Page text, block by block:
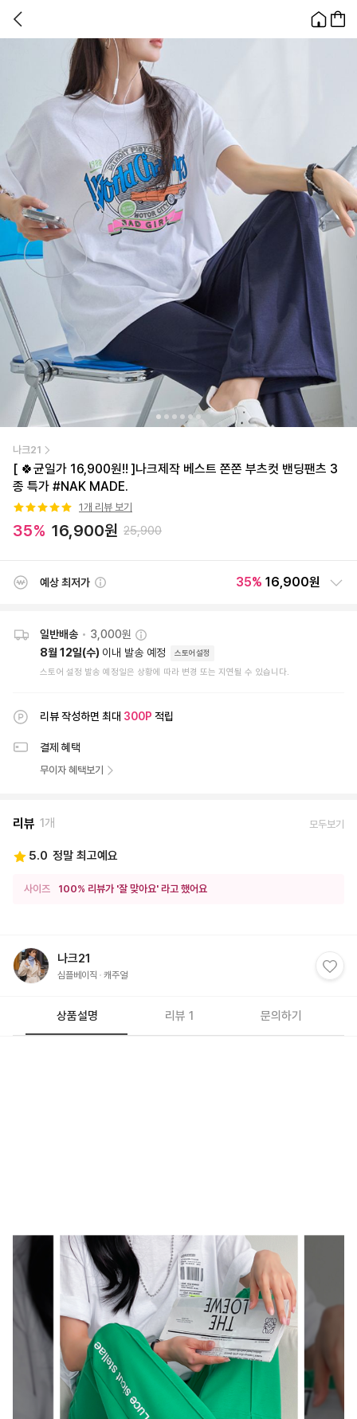
나크21
[ 🍀균일가 16,900원!! ]나크제작 베스트 쫀쫀 부츠컷 밴딩팬츠 3
종 특가 #NAK MADE.
1 개 리뷰 보기
35% 16,900원 25,900
예상 최저가 35% 16,900원
일반배송 • 3,000원
8월 12일(수) 이내 발송 예정 스토어설정
스토어 설정 발송 예정일은 상황에 따라 변경 또는 지연될 수 있습니다.
리뷰 작성하면 최대 300P 적립
결제 혜택
무이자 혜택보기
리뷰 1개 모두보기
5.0 정말 최고예요
사이즈 100% 리뷰가 '잘 맞아요' 라고 했어요
나크21
심플베이직 캐주얼
상품설명 리뷰 1 문의하기